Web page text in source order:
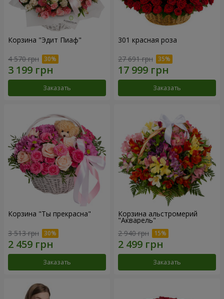
Корзина "Эдит Пиаф"
4 570 грн
Заказать
301 красная роза
27 691 грн
Заказать
Корзина "Ты прекрасна"
3 513 грн
Заказать
Корзина альстромерий
"Акварель"
2 940 грн
Заказать